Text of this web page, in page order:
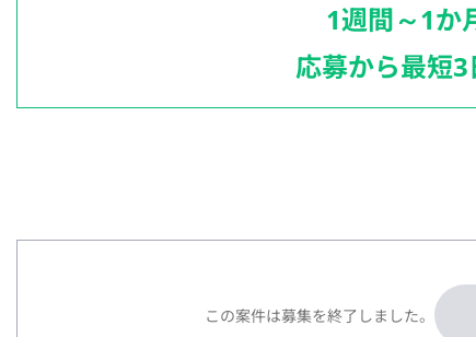
1週間～1か
応募から最短
この案件は募集を終了しました。